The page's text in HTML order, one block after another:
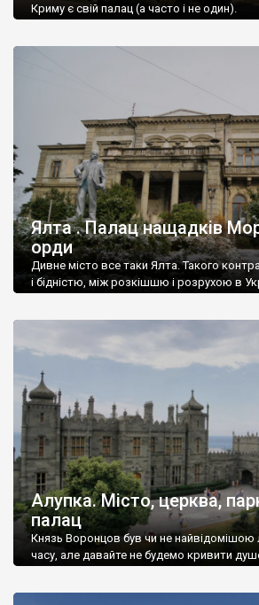
Криму є свій палац (а часто і не один).
Ялта . Палац нащадків
орди
Дивне місто все таки Ялта. Такого
і бідністю, між розкішшю і розрухою в
Алупка. Місто, церква,
палац
Князь Воронцов був чи не
часу, але давайте не будемо кривити